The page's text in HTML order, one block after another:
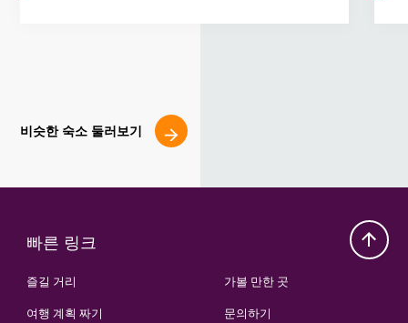
비슷한 숙소 둘러보기
빠른 링크
즐길 거리
여행 계획 짜기
가볼 만한 곳
문의하기